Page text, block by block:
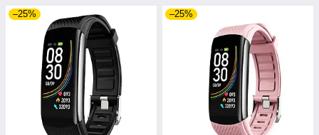
–25% –25%